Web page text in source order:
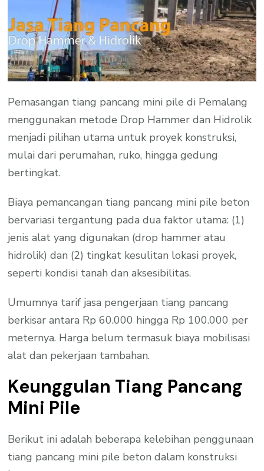
Pemasangan tiang pancang mini pile di Pemalang
menggunakan metode Drop Hammer dan Hidrolik
menjadi pilihan utama untuk proyek konstruksi,
mulai dari perumahan, ruko, hingga gedung
bertingkat.
Biaya pemancangan tiang pancang mini pile beton
bervariasi tergantung pada dua faktor utama: (1)
jenis alat yang digunakan (drop hammer atau
hidrolik) dan (2) tingkat kesulitan lokasi proyek,
seperti kondisi tanah dan aksesibilitas.
Umumnya tarif jasa pengerjaan tiang pancang
berkisar antara Rp 60.000 hingga Rp 100.000 per
meternya. Harga belum termasuk biaya mobilisasi
alat dan pekerjaan tambahan.
Keunggulan Tiang Pancang
Mini Pile
Berikut ini adalah beberapa kelebihan penggunaan
tiang pancang mini pile beton dalam konstruksi